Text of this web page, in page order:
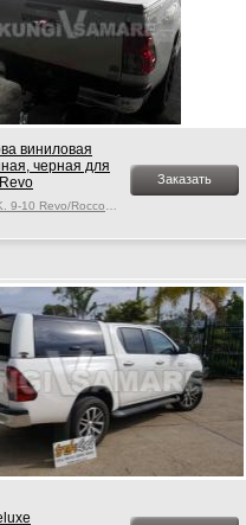
виниловая
черная для
Заказать